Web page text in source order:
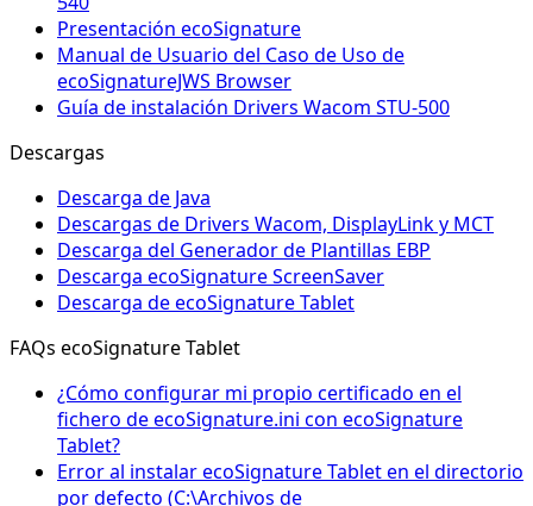
Presentación ecoSignature
Manual de Usuario del Caso de Uso de
ecoSignatureJWS Browser
Guía de instalación Drivers Wacom STU-500
Descargas
Descarga de Java
Descargas de Drivers Wacom, DisplayLink y MCT
Descarga del Generador de Plantillas EBP
Descarga ecoSignature ScreenSaver
Descarga de ecoSignature Tablet
FAQs ecoSignature Tablet
¿Cómo configurar mi propio certificado en el
fichero de ecoSignature.ini con ecoSignature
Tablet?
Error al instalar ecoSignature Tablet en el directorio
por defecto (C:\Archivos de